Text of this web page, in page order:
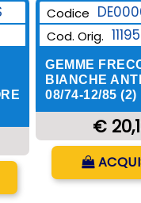
Codice
Cod. Orig.
GEMME
BIANCHE
08/74-12/85 (2)
€